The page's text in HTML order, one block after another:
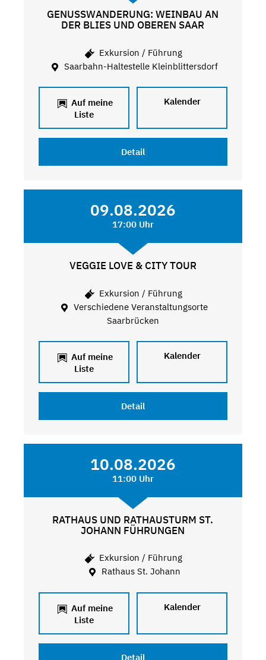
GENUSSWANDERUNG: WEINBAU AN
DER BLIES UND OBEREN SAAR
Exkursion / Führung
Saarbahn-Haltestelle Kleinblittersdorf
Auf meine
Liste
Kalender
Detail
09.08.2026
17:00 Uhr
VEGGIE LOVE & CITY TOUR
Exkursion / Führung
Verschiedene Veranstaltungsorte
Saarbrücken
Auf meine
Liste
Kalender
Detail
10.08.2026
11:00 Uhr
RATHAUS UND RATHAUSTURM ST.
JOHANN FÜHRUNGEN
Exkursion / Führung
Rathaus St. Johann
Auf meine
Liste
Kalender
Detail